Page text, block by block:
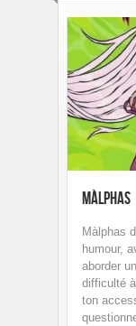
Màlphas
Màlphas
humour,
aborder
difficulté
ton